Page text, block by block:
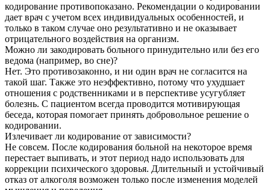
кодирование противопоказано. Рекомендации о кодировании
дает врач с учетом всех индивидуальных особенностей, и
только в таком случае оно результативно и не оказывает
отрицательного воздействия на организм.
Можно ли закодировать больного принудительно или без его
ведома (например, во сне)?
Нет. Это противозаконно, и ни один врач не согласится на
такой шаг. Также это неэффективно, потому что ухудшает
отношения с родственниками и в перспективе усугубляет
болезнь. С пациентом всегда проводится мотивирующая
беседа, которая помогает принять добровольное решение о
кодировании.
Излечивает ли кодирование от зависимости?
Не совсем. После кодирования больной на некоторое время
перестает выпивать, и этот период надо использовать для
коррекции психического здоровья. Длительный и устойчивый
отказ от алкоголя возможен только после изменения моделей